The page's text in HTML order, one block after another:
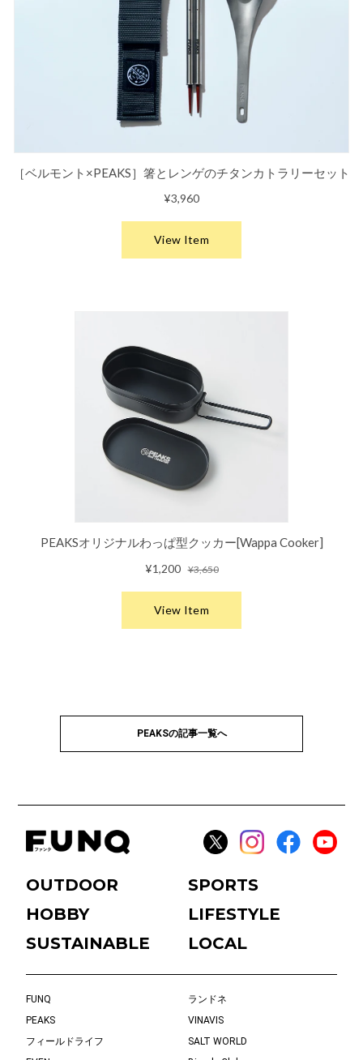
PEAKSの記事一覧へ
OUTDOOR
SPORTS
HOBBY
LIFESTYLE
SUSTAINABLE
LOCAL
FUNQ
ランドネ
PEAKS
VINAVIS
フィールドライフ
SALT WORLD